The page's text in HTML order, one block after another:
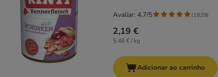
2,19 €
5,48 € / kg
Avaliar: 4.7/5 (1829)
Adicionar ao carrinho